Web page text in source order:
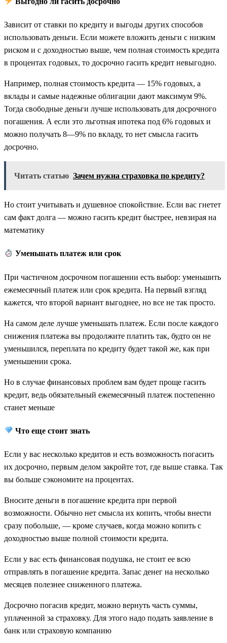
Зависит от ставки по кредиту и выгоды других способов
использовать деньги. Если можете вложить деньги с низким
риском и с доходностью выше, чем полная стоимость кредита
в процентах годовых, то досрочно гасить кредит невыгодно.
Например, полная стоимость кредита — 15% годовых, а
вклады и самые надежные облигации дают максимум 9%.
Тогда свободные деньги лучше использовать для досрочного
погашения. А если это льготная ипотека под 6% годовых и
можно получать 8—9% по вкладу, то нет смысла гасить
досрочно.
Читать статью Зачем нужна страховка по кредиту?
Но стоит учитывать и душевное спокойствие. Если вас гнетет
сам факт долга — можно гасить кредит быстрее, невзирая на
математику
Уменьшать платеж или срок
При частичном досрочном погашении есть выбор: уменьшить
ежемесячный платеж или срок кредита. На первый взгляд
кажется, что второй вариант выгоднее, но все не так просто.
На самом деле лучше уменьшать платеж. Если после каждого
снижения платежа вы продолжите платить так, будто он не
уменьшился, переплата по кредиту будет такой же, как при
уменьшении срока.
Но в случае финансовых проблем вам будет проще гасить
кредит, ведь обязательный ежемесячный платеж постепенно
станет меньше
Что еще стоит знать
Если у вас несколько кредитов и есть возможность погасить
их досрочно, первым делом закройте тот, где выше ставка. Так
вы больше сэкономите на процентах.
Вносите деньги в погашение кредита при первой
возможности. Обычно нет смысла их копить, чтобы внести
сразу побольше, — кроме случаев, когда можно копить с
доходностью выше полной стоимости кредита.
Если у вас есть финансовая подушка, не стоит ее всю
отправлять в погашение кредита. Запас денег на несколько
месяцев полезнее сниженного платежа.
Досрочно погасив кредит, можно вернуть часть суммы,
уплаченной за страховку. Для этого надо подать заявление в
банк или страховую компанию